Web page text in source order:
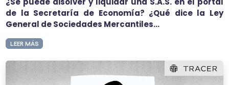
de la Secretaría de Economía? ¿Qué dice la Ley
General de Sociedades Mercantiles...
LEER MÁS